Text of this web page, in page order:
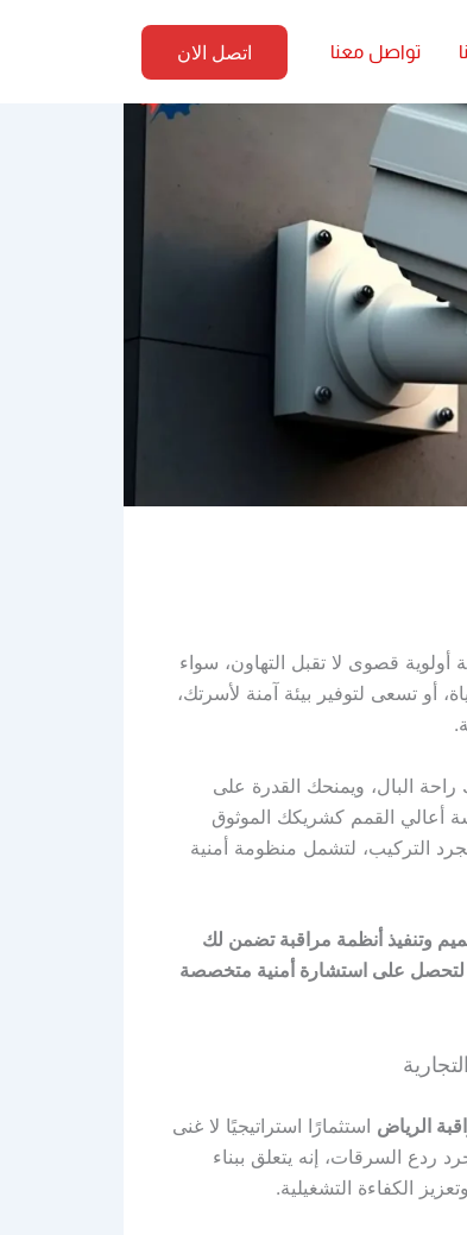
تواصل معنا اتصل الان
قصوى لا تقبل التهاون، سواء
أو تسعى لتوفير بيئة آمنة لأسرتك،
البال، ويمنحك القدرة على
أعالي القمم كشريكك الموثوق
التركيب، لتشمل منظومة أمنية
وتنفيذ أنظمة مراقبة تضمن لك
لتحصل على استشارة أمنية متخصصة
الرياض استثمارًا استراتيجيًا لا غنى
ردع السرقات، إنه يتعلق ببناء
الكفاءة التشغيلية.